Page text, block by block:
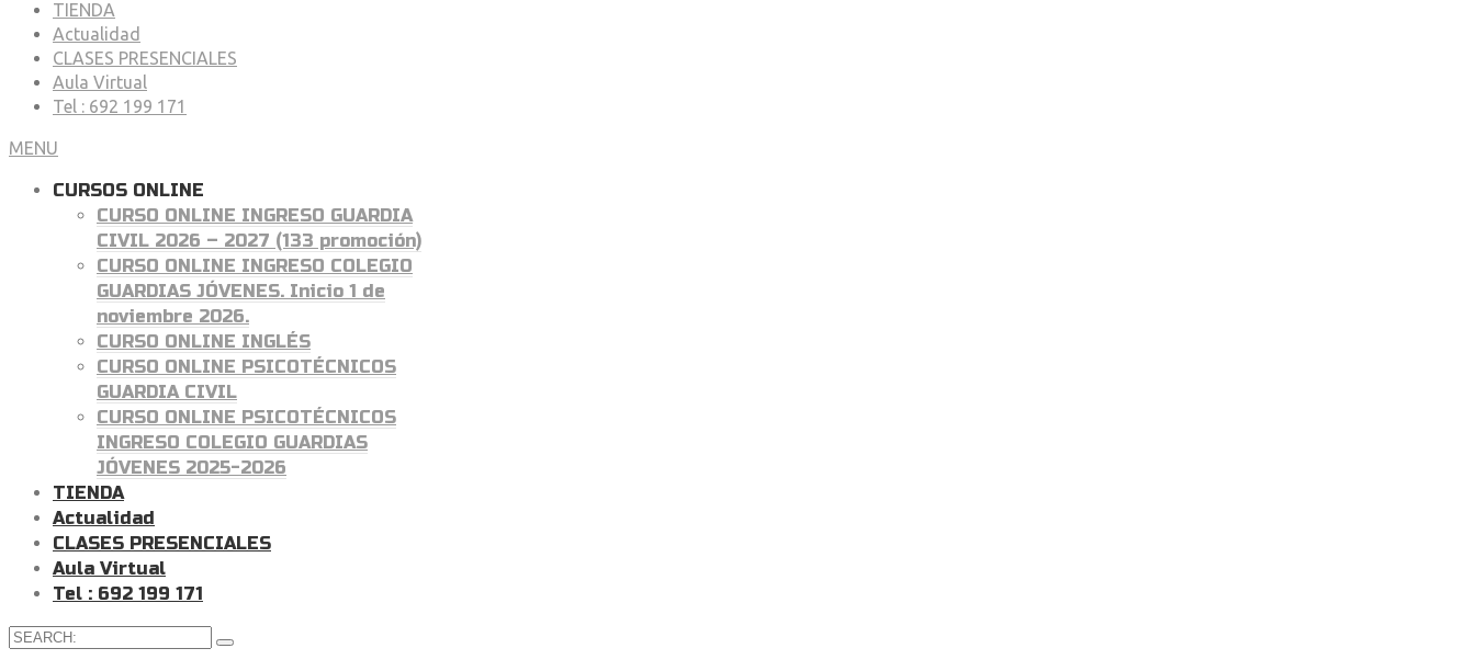
TIENDA
Actualidad
CLASES PRESENCIALES
Aula Virtual
Tel : 692 199 171
MENU
CURSOS ONLINE
CURSO ONLINE INGRESO GUARDIA
CIVIL 2026 – 2027 (133 promoción)
CURSO ONLINE INGRESO COLEGIO
GUARDIAS JÓVENES. Inicio 1 de
noviembre 2026.
CURSO ONLINE INGLÉS
CURSO ONLINE PSICOTÉCNICOS
GUARDIA CIVIL
CURSO ONLINE PSICOTÉCNICOS
INGRESO COLEGIO GUARDIAS
JÓVENES 2025-2026
TIENDA
Actualidad
CLASES PRESENCIALES
Aula Virtual
Tel : 692 199 171